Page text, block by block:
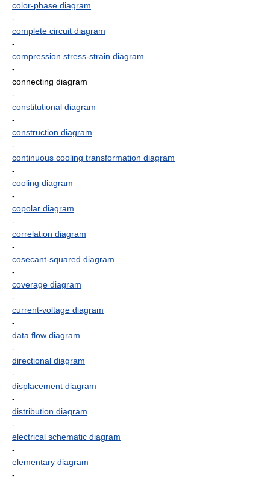
color-phase diagram
-
complete circuit diagram
-
compression stress-strain diagram
-
connecting diagram
-
constitutional diagram
-
construction diagram
-
continuous cooling transformation diagram
-
cooling diagram
-
copolar diagram
-
correlation diagram
-
cosecant-squared diagram
-
coverage diagram
-
current-voltage diagram
-
data flow diagram
-
directional diagram
-
displacement diagram
-
distribution diagram
-
electrical schematic diagram
-
elementary diagram
-